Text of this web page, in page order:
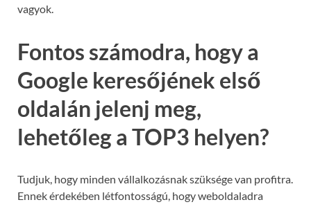
vagyok.
Fontos számodra, hogy a
Google keresőjének első
oldalán jelenj meg,
lehetőleg a TOP3 helyen?
Tudjuk, hogy minden vállalkozásnak szüksége van profitra.
Ennek érdekében létfontosságú, hogy weboldaladra